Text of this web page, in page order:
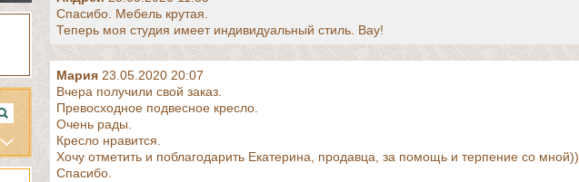
Спасибо. Мебель крутая.
Теперь моя студия имеет индивидуальный стиль. Вау!
Мария 23.05.2020 20:07
Вчера получили свой заказ.
Превосходное подвесное кресло.
Очень рады.
Кресло нравится.
Хочу отметить и поблагодарить Екатерина, продавца, за помощь и терпение со мной))
Спасибо.